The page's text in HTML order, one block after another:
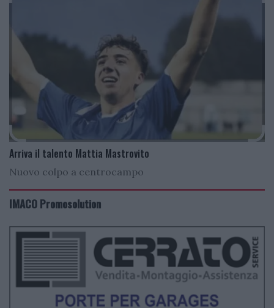
Arriva il talento Mattia Mastrovito
Nuovo colpo a centrocampo
IMACO Promosolution